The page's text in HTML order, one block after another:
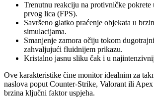
Trenutnu reakciju na protivničke pokrete
prvog lica (FPS).
Savršeno glatko praćenje objekata u
simulacijama.
Smanjenje zamora očiju tokom
zahvaljujući fluidnijem prikazu.
Kristalno jasnu sliku čak i u
Ove karakteristike čine monitor idealnim za
naslova poput Counter-Strike, Valorant ili
brzina ključni faktor uspjeha.